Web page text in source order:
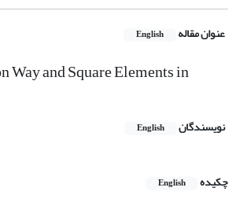
عنوان مقاله English
and Square Elements in
نویسندگان English
چکیده English